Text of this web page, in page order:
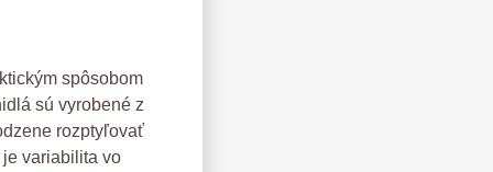
spôsobom
sú vyrobené z
rozptyľovať
variabilita vo